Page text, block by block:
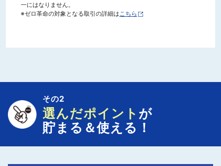
一にはなりません。
※ゼロ革命の対象となる取引の詳細は こちら
その2
選んだポイント が
貯まる＆使える！